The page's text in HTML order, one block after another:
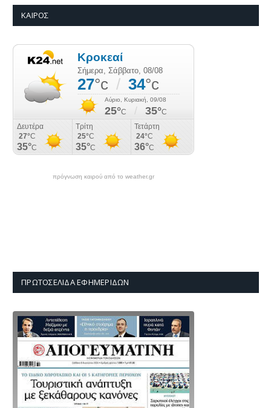
ΚΑΙΡΌΣ
πρόγνωση καιρού από το weather.gr
ΠΡΩΤΟΣΈΛΙΔΑ ΕΦΗΜΕΡΊΔΩΝ